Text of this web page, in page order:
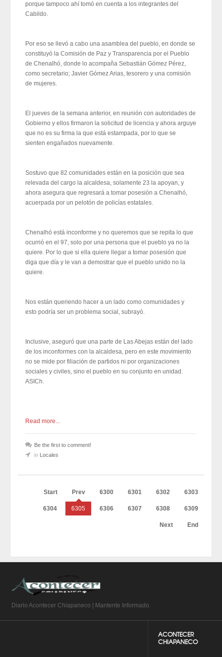
porque tampoco ahí tomó en cuenta a los integrantes del
Cabildo.
Por eso se llevó a cabo una asamblea del pueblo, en donde se
constituyó la Comisión de Paz y Transparencia por el Pueblo
de Chenalhó, donde lo acompaña Sebastián Gómez Pérez,
como secretario; Javier Gómez Arias, tesorero y una comisión
de mujeres.
El jueves de la semana anterior, en reunión con autoridades de
Gobierno y ellos firmaron la solicitud de licencia y ahora arguye
que no es su firma la que está estampada, por lo que se
sienten engañados nuevamente.
Sostuvo que 82 comunidades están en la posición que sea
relevada del cargo la alcaldesa, solamente 23 la apoyan, y
ahora asegura que regresará a tomar posesión a Chenalhó,
acuerpada por un pelotón de policías estatales.
Chenalhó está inconforme y no queremos que se repita lo que
ocurrió en el 97, solo por una persona que el pueblo ya no la
quiere. Por lo que si ella quiere llegar a tomar posesión que
diga que día y le van a demostrar que el pueblo unido no la
quiere.
Nos están queriendo hacer a un lado como comunidades y
esto podría ser un problema social, subrayó.
Inclusive, aseguró que una parte de Las Abejas están del lado
de los inconformes con la alcaldesa, pero en este movimiento
no se mide por filiación de partidos ni por organizaciones
sociales y civiles, sino el pueblo en su conjunto en unidad.
ASICh.
Read more...
Be the first to comment!
in Locales
Start Prev 6300 6301 6302 6303
6304 6305 6306 6307 6308 6309
Next End
Diario Acontecer Chiapaneco | Mantente Informado.
ACONTECER
CHIAPANECO